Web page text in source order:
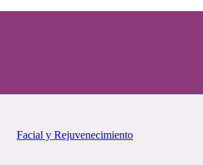
Facial y Rejuvenecimiento